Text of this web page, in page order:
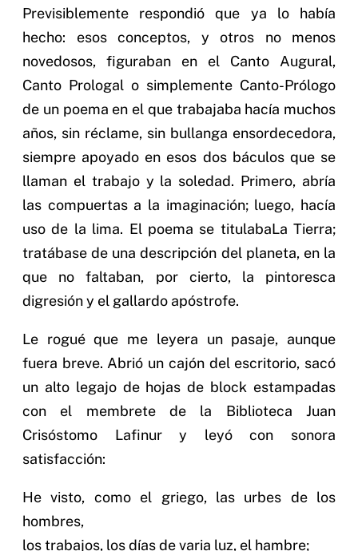
Previsiblemente respondió que ya lo había
hecho: esos conceptos, y otros no menos
novedosos, figuraban en el Canto Augural,
Canto Prologal o simplemente Canto-Prólogo
de un poema en el que trabajaba hacía muchos
años, sin réclame, sin bullanga ensordecedora,
siempre apoyado en esos dos báculos que se
llaman el trabajo y la soledad. Primero, abría
las compuertas a la imaginación; luego, hacía
uso de la lima. El poema se titulabaLa Tierra;
tratábase de una descripción del planeta, en la
que no faltaban, por cierto, la pintoresca
digresión y el gallardo apóstrofe.
Le rogué que me leyera un pasaje, aunque
fuera breve. Abrió un cajón del escritorio, sacó
un alto legajo de hojas de block estampadas
con el membrete de la Biblioteca Juan
Crisóstomo Lafinur y leyó con sonora
satisfacción:
He visto, como el griego, las urbes de los
hombres,
los trabajos, los días de varia luz, el hambre;